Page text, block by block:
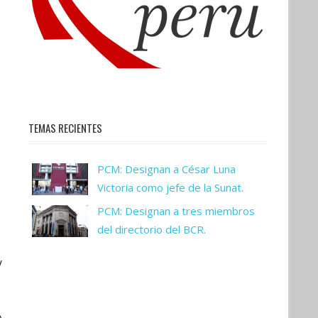
TEMAS RECIENTES
PCM: Designan a César Luna
Victoria como jefe de la Sunat.
PCM: Designan a tres miembros
del directorio del BCR.